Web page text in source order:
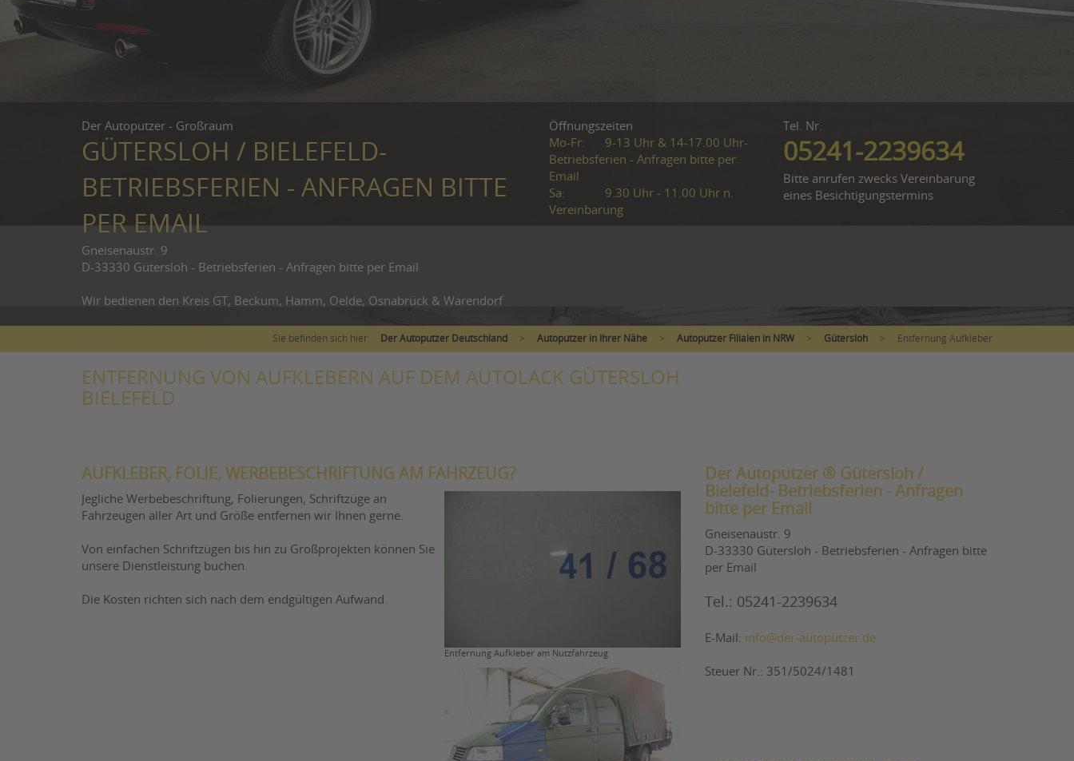
Der Autoputzer - Großraum
GÜTERSLOH / BIELEFELD-
BETRIEBSFERIEN - ANFRAGEN BITTE
PER EMAIL
Gneisenaustr. 9
D-33330 Gütersloh - Betriebsferien - Anfragen bitte per Email
Wir bedienen den Kreis GT, Beckum, Hamm, Oelde, Osnabrück & Warendorf
Öffnungszeiten
Mo-Fr:
9-13 Uhr & 14-17.00 Uhr-
Betriebsferien - Anfragen bitte per
Email
Sa:
9.30 Uhr - 11.00 Uhr n.
Vereinbarung
Tel. Nr.
05241-2239634
Bitte anrufen zwecks Vereinbarung
eines Besichtigungstermins
Sie befinden sich hier: Der Autoputzer Deutschland > Autoputzer in Ihrer Nähe > Autoputzer Filialen in NRW > Gütersloh > Entfernung Aufkleber
ENTFERNUNG VON AUFKLEBERN AUF DEM AUTOLACK GÜTERSLOH
BIELEFELD
AUFKLEBER, FOLIE, WERBEBESCHRIFTUNG AM FAHRZEUG?
Entfernung Aufkleber am Nutzfahrzeug
Jegliche Werbebeschriftung, Folierungen, Schriftzüge an
Fahrzeugen aller Art und Größe entfernen wir Ihnen gerne.
Von einfachen Schriftzügen bis hin zu Großprojekten können Sie
unsere Dienstleistung buchen.
Die Kosten richten sich nach dem endgültigen Aufwand.
Der Autoputzer ® Gütersloh /
Bielefeld- Betriebsferien - Anfragen
bitte per Email
Gneisenaustr. 9
D-33330 Gütersloh - Betriebsferien - Anfragen bitte
per Email
Tel.: 05241-2239634
E-Mail: info@der-autoputzer.de
Steuer Nr.: 351/5024/1481